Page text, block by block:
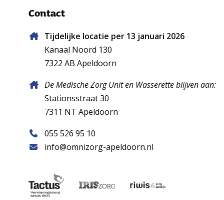
Contact
Tijdelijke locatie per 13 januari 2026
Kanaal Noord 130
7322 AB Apeldoorn
De Medische Zorg Unit en Wasserette blijven aan:
Stationsstraat 30
7311 NT Apeldoorn
055 526 95 10
info@omnizorg-apeldoorn.nl